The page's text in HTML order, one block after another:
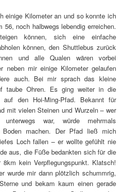
einige Kilometer an und so konnte ich
56, noch halbwegs lebendig erreichen.
können, sich eine einfache
können, den Shuttlebus zurück
und alle Qualen wären vorbei
neben mir einige Kilometer gelaufen
auch. Bei mir sprach das kleine
taube Ohren. Es ging weiter in die
auf den Hoi-Ming-Pfad. Bekannt für
mit vielen Steinen und Wurzeln – wer
war, würde mehrmals
Boden machen. Der Pfad ließ mich
Loch fallen – er wollte gefühlt nie
aus, die Füße bedankten sich für die
kein Verpflegungspunkt. Klatsch!
wurde mir dann plötzlich schummrig,
und bekam kaum einen gerade